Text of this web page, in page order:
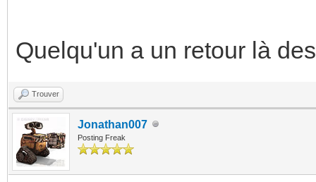
Quelqu'un a un retour là
Trouver
Jonathan007
Posting Freak